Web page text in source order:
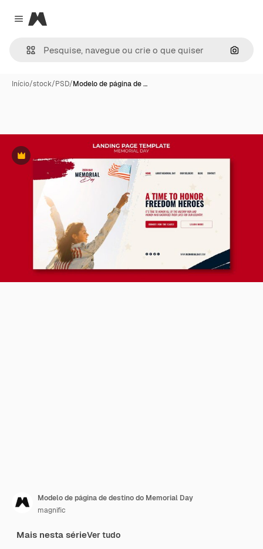
Close menu
Magnific
Início/stock/PSD/Modelo de página de …
Premium
Modelo de página de destino do Memorial Day
magnific
Mais nesta sérieVer tudo